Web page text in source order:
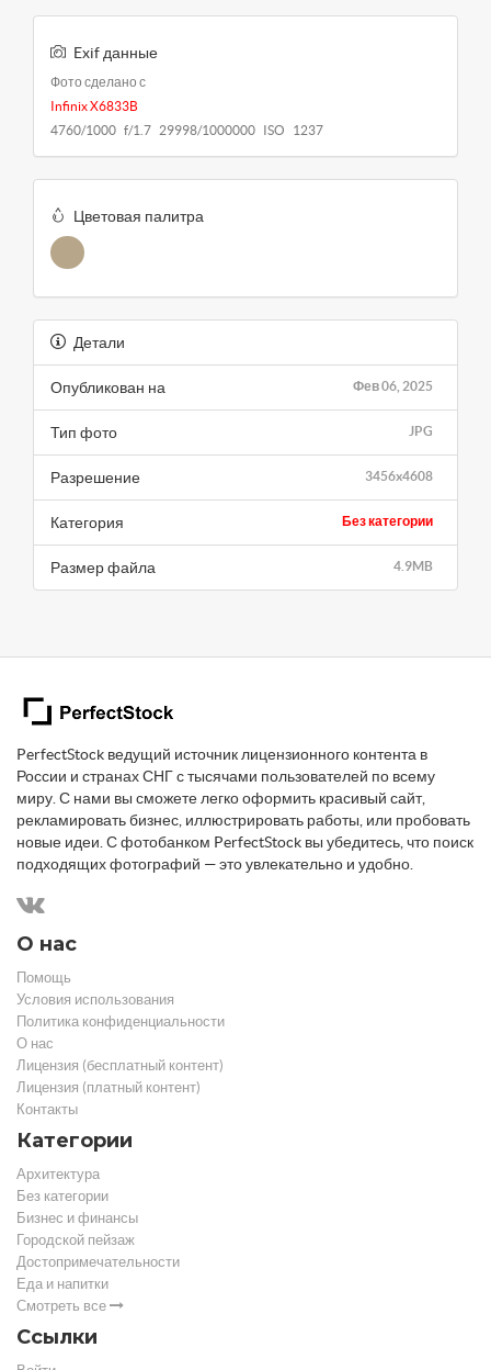
Exif данные
Фото сделано с
Infinix X6833B
4760/1000 f/1.7 29998/1000000 ISO 1237
Цветовая палитра
Детали
Фев 06, 2025
Опубликован на
JPG
Тип фото
3456x4608
Разрешение
Без категории
Категория
4.9MB
Размер файла
PerfectStock ведущий источник лицензионного контента в
России и странах СНГ с тысячами пользователей по всему
миру. С нами вы сможете легко оформить красивый сайт,
рекламировать бизнес, иллюстрировать работы, или пробовать
новые идеи. С фотобанком PerfectStock вы убедитесь, что поиск
подходящих фотографий — это увлекательно и удобно.
О нас
Помощь
Условия использования
Политика конфиденциальности
О нас
Лицензия (бесплатный контент)
Лицензия (платный контент)
Контакты
Категории
Архитектура
Без категории
Бизнес и финансы
Городской пейзаж
Достопримечательности
Еда и напитки
Смотреть все
Ссылки